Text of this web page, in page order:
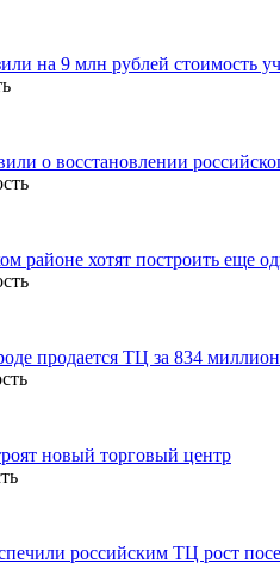
на 9 млн рублей стоимость
о восстановлении
районе хотят построить еще
продается ТЦ за 834
новый торговый центр
российским ТЦ рост